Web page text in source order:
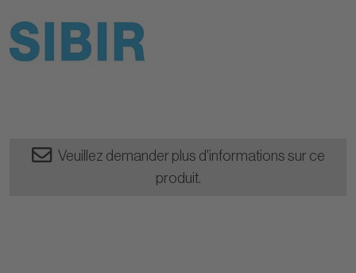
Veuillez demander plus d'informations sur ce
produit.